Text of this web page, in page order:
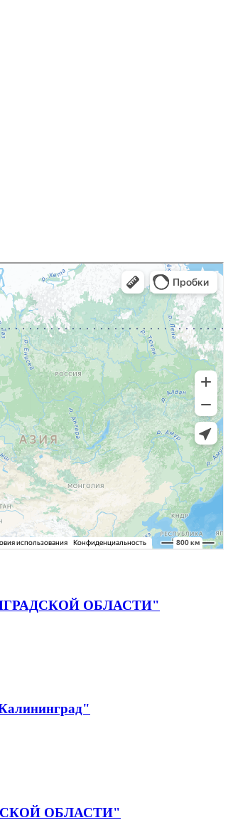
ОБЛАСТИ"
ОБЛАСТИ"